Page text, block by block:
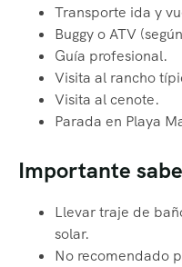
Transporte ida y
Buggy o ATV
Guía profesional.
Visita al rancho
Visita al cenote.
Parada en Playa
Importante
Llevar traje de
solar.
No recomendado